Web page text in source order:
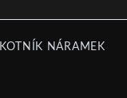
KOTNÍK NÁRAMEK